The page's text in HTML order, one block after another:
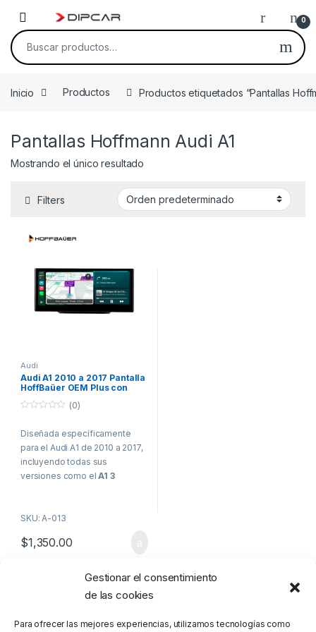
Gestionar el consentimiento
de las cookies
Para ofrecer las mejores experiencias, utilizamos tecnologías como
0
Buscar por:
Inicio Productos Productos etiquetados “Pantallas
Pantallas Hoffmann Audi A1
Mostrando el único resultado
Filters
Audi
Audi A1 2010 a 2017 Pantalla
HoffBaüer OEM Plus con
Apple CarPlay y Android
Auto Hoffmann & Baüer
u
o
f
(0)
Diseñada específicamente
para el Audi A1 de 2010 a 2017,
incluyendo todas sus
versiones como elA1 3
HoffBaüer OEM Plus de 8.8” en
experiencia multimedia de tu
integra de manera elegante en
el interior de tu Audi A1,
SKU: A-013
$1,350.00
Mostrando el único resultado